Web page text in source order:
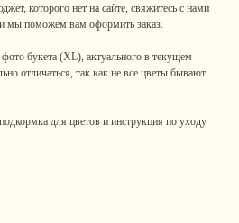
которого нет на сайте, свяжитесь с нами
мы поможем вам оформить заказ.
букета (XL), актуального в текущем
отличаться, так как не все цветы бывают
для цветов и инструкция по уходу